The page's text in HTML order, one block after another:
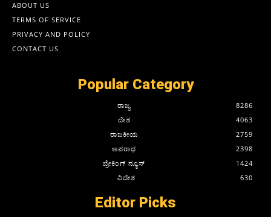
ABOUT US
TERMS OF SERVICE
PRIVACY AND POLICY
CONTACT US
Popular Category
ರಾಜ್ಯ
8286
ದೇಶ
4063
ರಾಜಕೀಯ
2759
ಅಪರಾಧ
2398
ಬ್ರೇಕಿಂಗ್ ನ್ಯೂಸ್
1424
ವಿದೇಶ
630
Editor Picks